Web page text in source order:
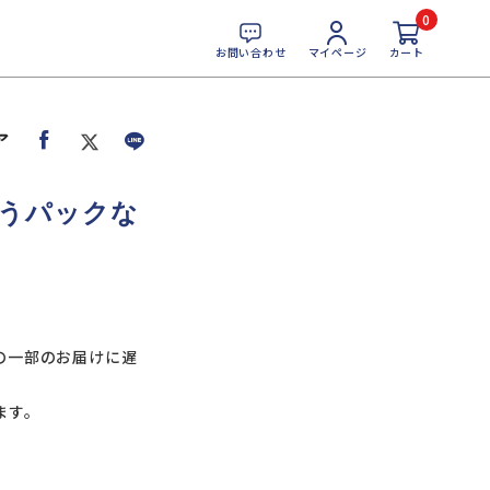
お問い合わせ マイページ
0
カート
パックな
一部のお届けに遅
。